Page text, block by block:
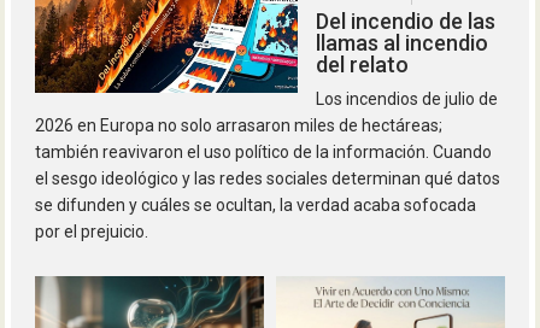
Del incendio de las
llamas al incendio
del relato
Los incendios de julio de
2026 en Europa no solo arrasaron miles de hectáreas;
también reavivaron el uso político de la información. Cuando
el sesgo ideológico y las redes sociales determinan qué datos
se difunden y cuáles se ocultan, la verdad acaba sofocada
por el prejuicio.